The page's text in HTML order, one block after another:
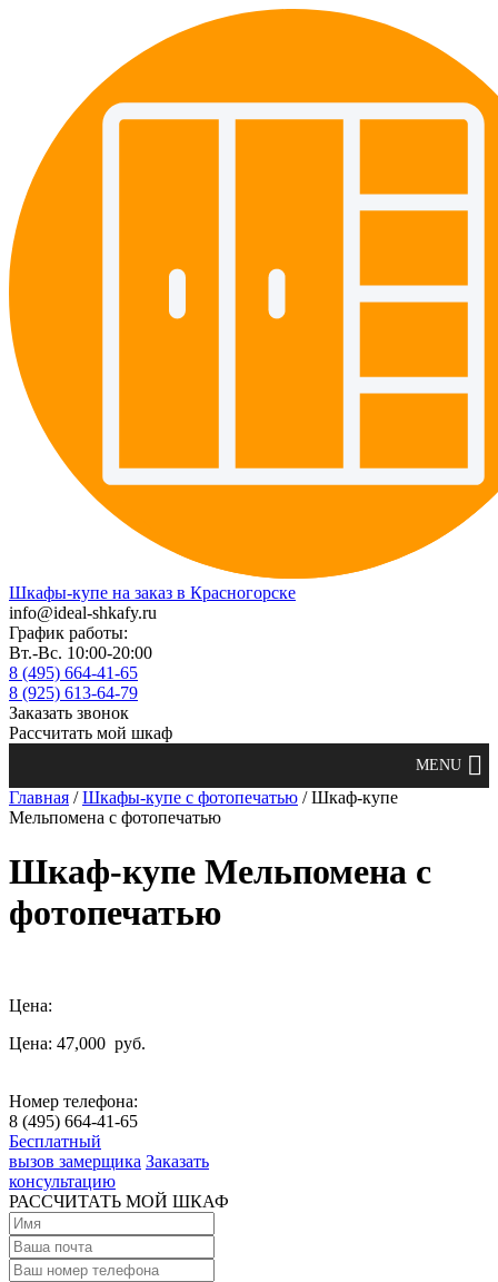
Шкафы-купе на заказ в Красногорске
info@ideal-shkafy.ru
График работы:
Вт.-Вс. 10:00-20:00
8 (495) 664-41-65
8 (925) 613-64-79
Заказать звонок
Рассчитать мой шкаф
Главная /Шкафы-купе с фотопечатью / Шкаф-купе
Мельпомена с фотопечатью
Шкаф-купе Мельпомена с
фотопечатью
Цена:
Цена: 47,000 руб.
Номер телефона:
8 (495) 664-41-65
Бесплатный
вызов замерщика Заказать
консультацию
РАССЧИТАТЬ МОЙ ШКАФ